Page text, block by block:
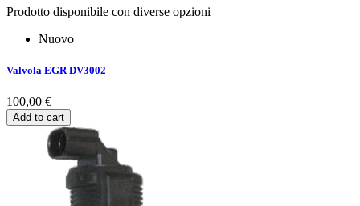
Prodotto disponibile con diverse opzioni
Nuovo
Valvola EGR DV3002
100,00 €
Add to cart